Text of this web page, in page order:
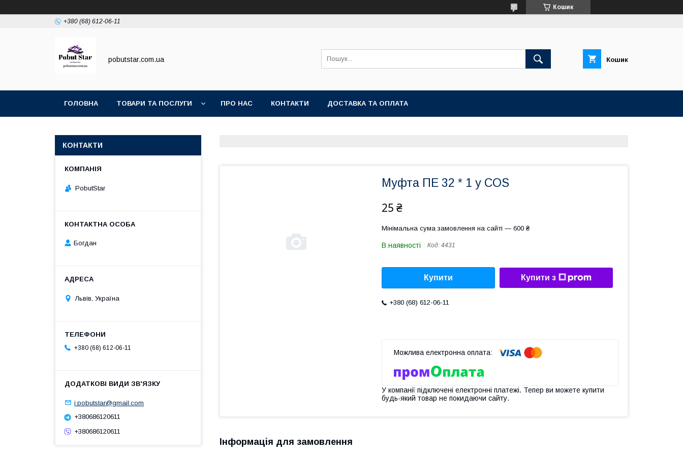
Кошик
+380 (68) 612-06-11
pobutstar.com.ua Кошик
ГОЛОВНА ТОВАРИ ТА ПОСЛУГИ ПРО НАС КОНТАКТИ ДОСТАВКА ТА ОПЛАТА
Муфта ПЕ 32 * 1 у COS
25 ₴
Мінімальна сума замовлення на сайті — 600 ₴
В наявності Код: 4431
Купити Купити з
+380 (68) 612-06-11
У компанії підключені електронні платежі. Тепер ви можете купити
будь-який товар не покидаючи сайту.
Інформація для замовлення
КОНТАКТИ
PobutStar
Богдан
Львів, Україна
+380 (68) 612-06-11
i.pobutstar@gmail.com
+380686120611
+380686120611